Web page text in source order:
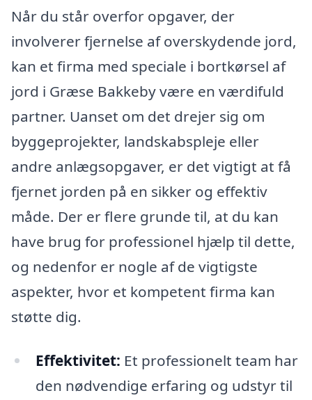
Når du står overfor opgaver, der
involverer fjernelse af overskydende jord,
kan et firma med speciale i bortkørsel af
jord i Græse Bakkeby være en værdifuld
partner. Uanset om det drejer sig om
byggeprojekter, landskabspleje eller
andre anlægsopgaver, er det vigtigt at få
fjernet jorden på en sikker og effektiv
måde. Der er flere grunde til, at du kan
have brug for professionel hjælp til dette,
og nedenfor er nogle af de vigtigste
aspekter, hvor et kompetent firma kan
støtte dig.
Effektivitet: Et professionelt team har
den nødvendige erfaring og udstyr til